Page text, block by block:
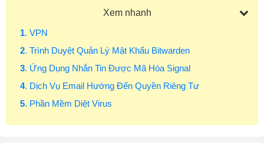
Xem nhanh
1. VPN
2. Trình Duyệt Quản Lý Mật Khẩu Bitwarden
3. Ứng Dụng Nhắn Tin Được Mã Hóa Signal
4. Dịch Vụ Email Hướng Đến Quyền Riêng Tư
5. Phần Mềm Diệt Virus